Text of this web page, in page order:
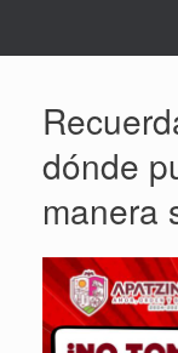
dónde
manera